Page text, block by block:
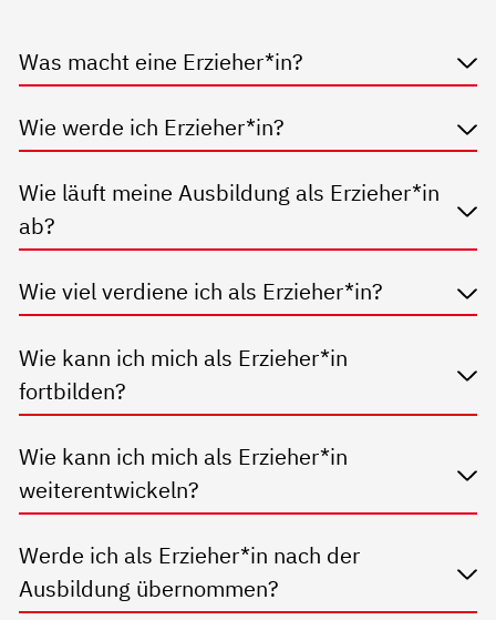
Was macht eine Erzieher*in?
Wie werde ich Erzieher*in?
Wie läuft meine Ausbildung als Erzieher*in
ab?
Wie viel verdiene ich als Erzieher*in?
Wie kann ich mich als Erzieher*in
fortbilden?
Wie kann ich mich als Erzieher*in
weiterentwickeln?
Werde ich als Erzieher*in nach der
Ausbildung übernommen?